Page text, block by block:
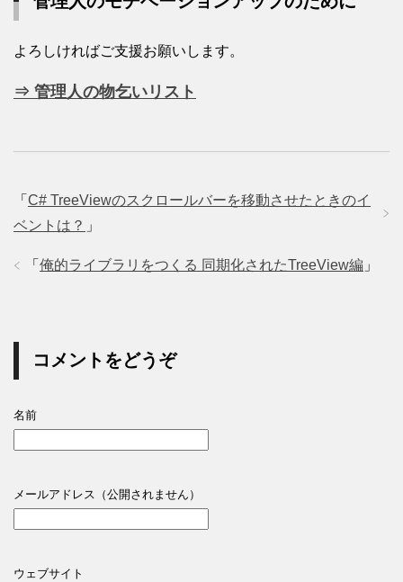
よろしければご支援お願いします。
⇒ 管理人の物乞いリスト
「 C# TreeViewのスクロールバーを移動させたときのイ
ベントは？ 」
「 俺的ライブラリをつくる 同期化されたTreeView編 」
コメントをどうぞ
名前
メールアドレス（公開されません）
ウェブサイト